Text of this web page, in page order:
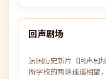
热门
回声剧场
法国历史新片《回声剧
所学校的两端遥遥相望